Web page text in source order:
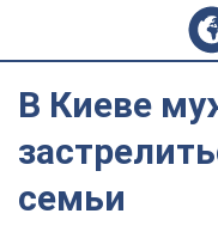
В Киеве
семьи